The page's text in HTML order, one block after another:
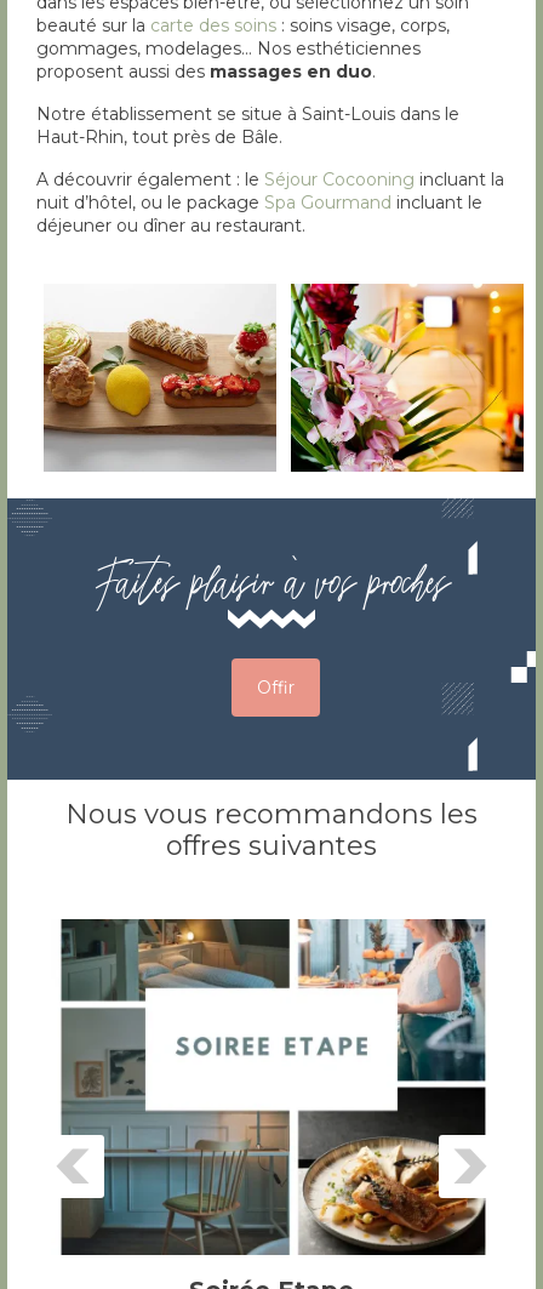
beauté sur la carte des soins : soins visage, corps,
gommages, modelages… Nos esthéticiennes
proposent aussi des massages en duo.
Notre établissement se situe à Saint-Louis dans le
Haut-Rhin, tout près de Bâle.
A découvrir également : le Séjour Cocooning incluant la
nuit d’hôtel, ou le package Spa Gourmand incluant le
déjeuner ou dîner au restaurant.
Faites plaisir à vos proches
Offir
Nous vous recommandons les
offres suivantes